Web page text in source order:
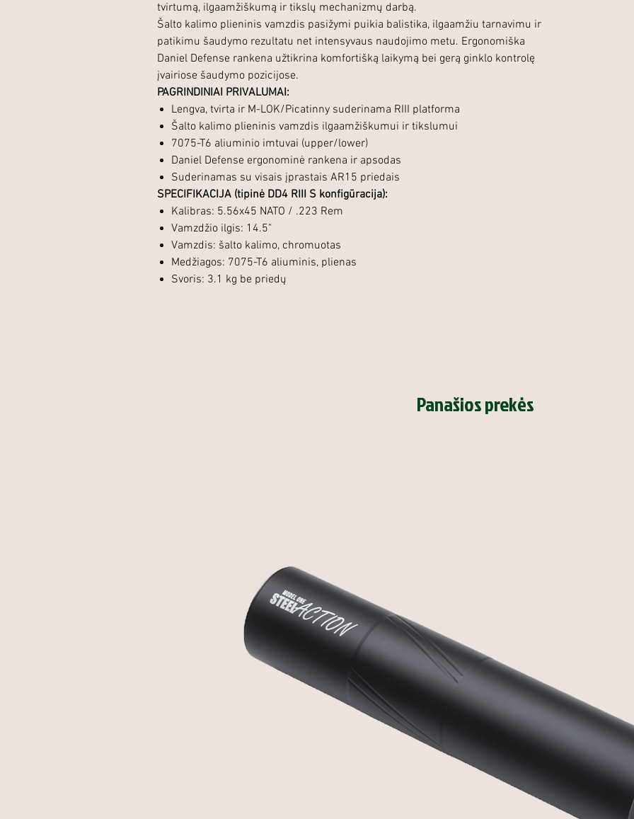
tvirtumą, ilgaamžiškumą ir tikslų mechanizmų darbą.
Šalto kalimo plieninis vamzdis pasižymi puikia balistika, ilgaamžiu tarnavimu ir
patikimu šaudymo rezultatu net intensyvaus naudojimo metu. Ergonomiška
Daniel Defense rankena užtikrina komfortišką laikymą bei gerą ginklo kontrolę
įvairiose šaudymo pozicijose.
PAGRINDINIAI PRIVALUMAI:
Lengva, tvirta ir M-LOK/Picatinny suderinama RIII platforma
Šalto kalimo plieninis vamzdis ilgaamžiškumui ir tikslumui
7075-T6 aliuminio imtuvai (upper/lower)
Daniel Defense ergonominė rankena ir apsodas
Suderinamas su visais įprastais AR15 priedais
SPECIFIKACIJA (tipinė DD4 RIII S konfigūracija):
Kalibras: 5.56x45 NATO / .223 Rem
Vamzdžio ilgis: 14.5"
Vamzdis: šalto kalimo, chromuotas
Medžiagos: 7075-T6 aliuminis, plienas
Svoris: 3.1 kg be priedų
Panašios prekės